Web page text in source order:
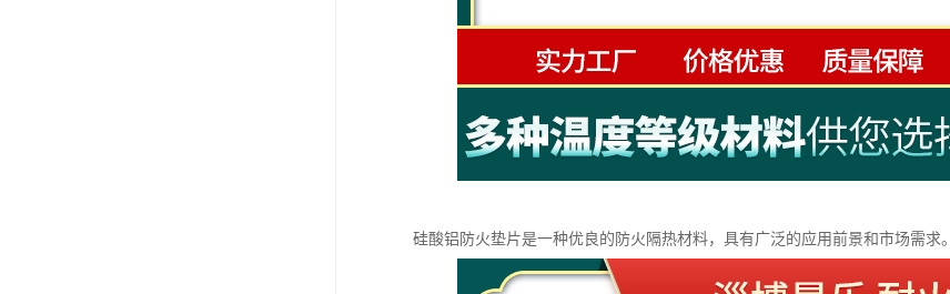
硅酸铝防火垫片是一种优良的防火隔热材料，具有广泛的应用前景和市场需求。